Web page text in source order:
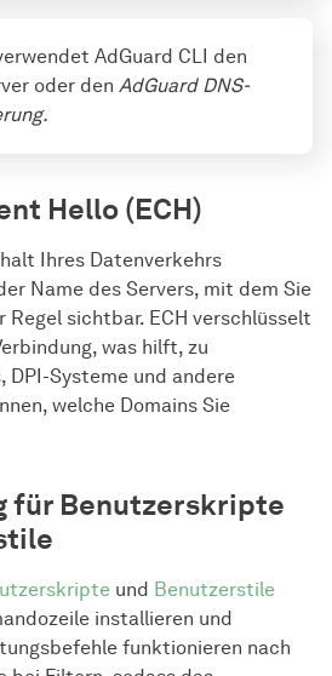
set
true
false
AdGuard CLI den
oder den AdGuard DNS-
set
set
default
Hello (ECH)
Ihres Datenverkehrs
Name des Servers, mit dem Sie
Regel sichtbar. ECH verschlüsselt
was hilft, zu
DPI-Systeme und andere
welche Domains Sie
für Benutzerskripte
und Benutzerstile
installieren und
funktionieren nach